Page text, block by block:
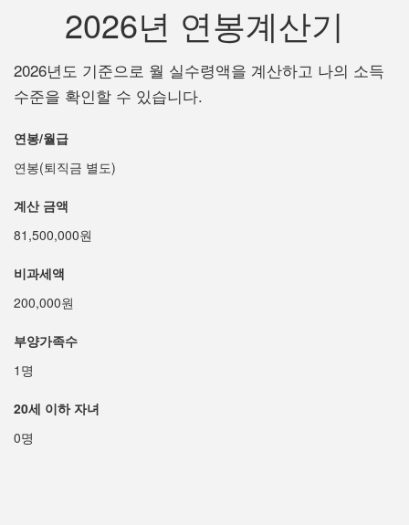
2026년 연봉계산기
2026년도 기준으로 월 실수령액을 계산하고 나의 소득
수준을 확인할 수 있습니다.
연봉/월급
연봉(퇴직금 별도)
계산 금액
81,500,000원
비과세액
200,000원
부양가족수
1명
20세 이하 자녀
0명